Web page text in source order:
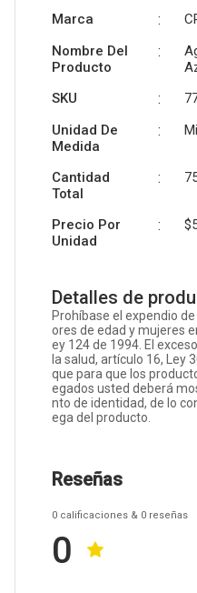
Marca :
Nombre Del
Producto
:
SKU
:
Unidad De
Medida
:
Cantidad
Total
:
Precio Por
Unidad
:
Detalles de
Prohíbase el expendio
ores de edad y mujeres
ey 124 de 1994. El
la salud, artículo 16, Ley
que para que los
egados usted deberá
nto de identidad, de lo
ega del producto.
Reseñas
0 calificaciones & 0 reseñas
0